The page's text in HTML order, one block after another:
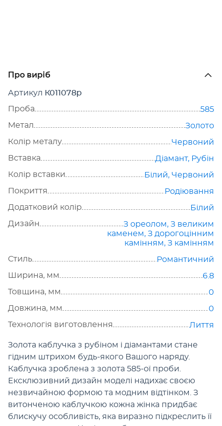
Про виріб
Артикул К011078р
Проба
585
Метал
Золото
Колір металу
Червоний
Вставка
Діамант, Рубін
Колір вставки
Білий, Червоний
Покриття
Родіювання
Додатковий колір
Білий
Дизайн
З ореолом, З великим
каменем, З дорогоцінним
камінням, З камінням
Стиль
Романтичний
Ширина, мм
6.8
Товщина, мм
0
Довжина, мм
0
Технологія виготовлення
Лиття
Золота каблучка з рубіном і діамантами стане
гідним штрихом будь-якого Вашого наряду.
Каблучка зроблена з золота 585-ої проби.
Ексклюзивний дизайн моделі надихає своєю
незвичайною формою та модним відтінком. З
витонченою каблучкою кожна жінка придбає
блискучу особливість, яка виразно підкреслить її